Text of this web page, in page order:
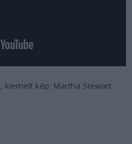
, kiemelt kép: Martha Stewart